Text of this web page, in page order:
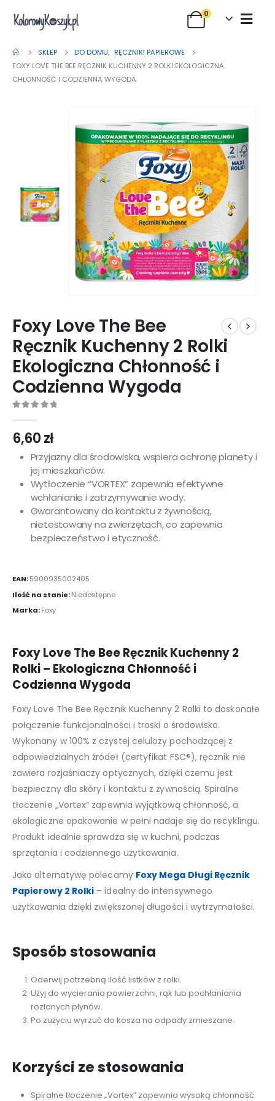
0
SKLEP DO DOMU, RĘCZNIKI PAPIEROWE
FOXY LOVE THE BEE RĘCZNIK KUCHENNY 2 ROLKI EKOLOGICZNA
CHŁONNOŚĆ I CODZIENNA WYGODA
Foxy Love The Bee
Ręcznik Kuchenny 2 Rolki
Ekologiczna Chłonność i
Codzienna Wygoda
6,60zł
Przyjazny dla środowiska, wspiera ochronę planety i
jej mieszkańców.
Wytłoczenie “VORTEX” zapewnia efektywne
wchłanianie i zatrzymywanie wody.
Gwarantowany do kontaktu z żywnością,
nietestowany na zwierzętach, co zapewnia
bezpieczeństwo i etyczność.
EAN:5900935002405
Ilość na stanie:Niedostępne
Marka:Foxy
Foxy Love The Bee Ręcznik Kuchenny 2
Rolki – Ekologiczna Chłonność i
Codzienna Wygoda
Foxy Love The Bee Ręcznik Kuchenny 2 Rolki to doskonałe
połączenie funkcjonalności i troski o środowisko.
Wykonany w 100% z czystej celulozy pochodzącej z
odpowiedzialnych źródeł (certyfikat FSC®), ręcznik nie
zawiera rozjaśniaczy optycznych, dzięki czemu jest
bezpieczny dla skóry i kontaktu z żywnością. Spiralne
tłoczenie „Vortex” zapewnia wyjątkową chłonność, a
ekologiczne opakowanie w pełni nadaje się do recyklingu.
Produkt idealnie sprawdza się w kuchni, podczas
sprzątania i codziennego użytkowania.
Jako alternatywę polecamy Foxy Mega Długi Ręcznik
Papierowy 2 Rolki – idealny do intensywnego
użytkowania dzięki zwiększonej długości i wytrzymałości.
Sposób stosowania
Oderwij potrzebną ilość listków z rolki.
Użyj do wycierania powierzchni, rąk lub pochłaniania
rozlanych płynów.
Po zużyciu wyrzuć do kosza na odpady zmieszane.
Korzyści ze stosowania
Spiralne tłoczenie „Vortex” zapewnia wysoką chłonność.